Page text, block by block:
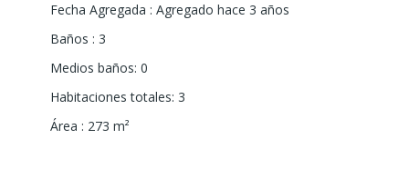
Fecha Agregada : Agregado hace 3 años
Baños : 3
Medios baños: 0
Habitaciones totales: 3
Área : 273 m²